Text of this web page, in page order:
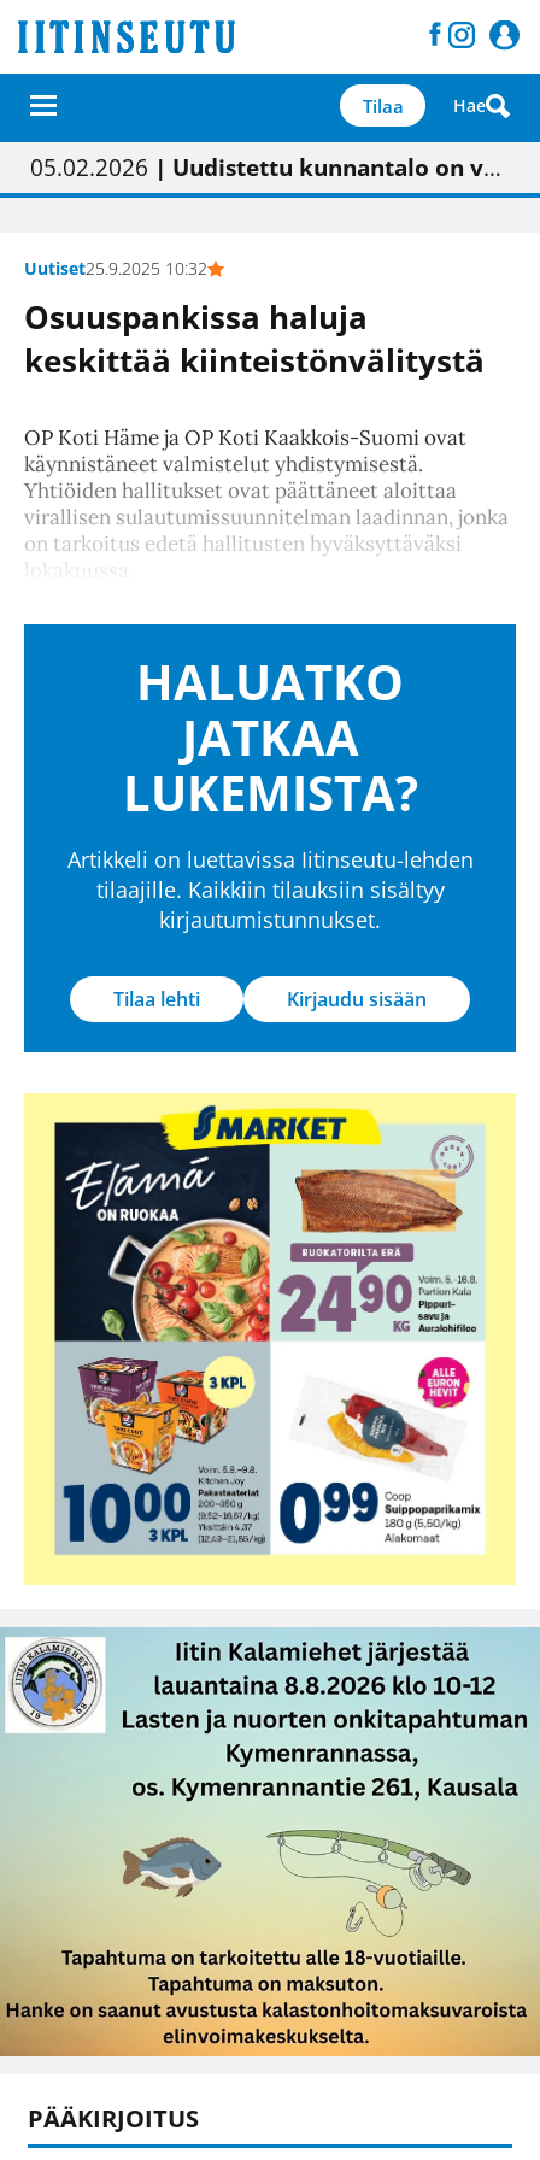
Tilaa Hae
01.02.2026 | Painon vaihtumisen pitäisi näkyä hieman parempana painojäljen laatuna lehdessä
05.02.2026 | Uudistettu kunnantalo on valoisa
23.04.2026 | “Olemme käynnistämässä uudelleen keskustavisiotyön”
09.05.2026| "Maalla on totuttu elämään omavaraisemmin kuin kaupungissa"
Uutiset25.9.2025 10:32
Osuuspankissa haluja
keskittää kiinteistönvälitystä
OP Koti Häme ja OP Koti Kaakkois-Suomi ovat
käynnistäneet valmistelut yhdistymisestä.
Yhtiöiden hallitukset ovat päättäneet aloittaa
virallisen sulautumissuunnitelman laadinnan, jonka
on tarkoitus edetä hallitusten hyväksyttäväksi
lokakuussa.
HALUATKO
JATKAA
LUKEMISTA?
Artikkeli on luettavissa Iitinseutu-lehden
tilaajille. Kaikkiin tilauksiin sisältyy
kirjautumistunnukset.
Tilaa lehti Kirjaudu sisään
PÄÄKIRJOITUS